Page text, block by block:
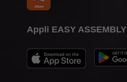
Appli EASY ASSEMBLY